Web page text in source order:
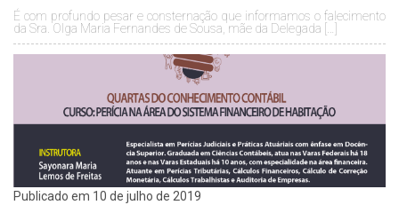
É com profundo pesar e consternação que informamos o falecimento
da Sra. Olga Maria Fernandes de Sousa, mãe da Delegada […]
Publicado em 10 de julho de 2019